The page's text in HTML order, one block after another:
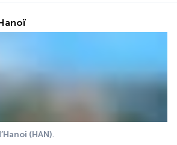
(HAN).